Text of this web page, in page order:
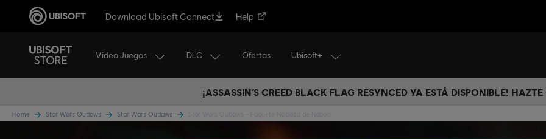
Download Ubisoft Connect Help
Video Juegos DLC Ofertas Ubisoft+
¡ASSASSIN’S CREED BLACK FLAG RESYNCED YA ESTÁ DISPONIBLE!
Home Star Wars Outlaws Star Wars Outlaws